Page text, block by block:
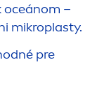
oceánom –
mikroplasty.
pre